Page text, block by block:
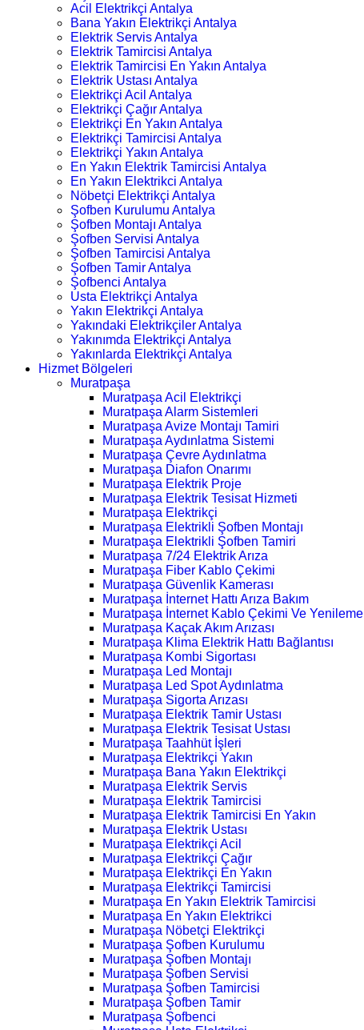
Acil Elektrikçi Antalya
Bana Yakın Elektrikçi Antalya
Elektrik Servis Antalya
Elektrik Tamircisi Antalya
Elektrik Tamircisi En Yakın Antalya
Elektrik Ustası Antalya
Elektrikçi Acil Antalya
Elektrikçi Çağır Antalya
Elektrikçi En Yakın Antalya
Elektrikçi Tamircisi Antalya
Elektrikçi Yakın Antalya
En Yakın Elektrik Tamircisi Antalya
En Yakın Elektrikci Antalya
Nöbetçi Elektrikçi Antalya
Şofben Kurulumu Antalya
Şofben Montajı Antalya
Şofben Servisi Antalya
Şofben Tamircisi Antalya
Şofben Tamir Antalya
Şofbenci Antalya
Usta Elektrikçi Antalya
Yakın Elektrikçi Antalya
Yakındaki Elektrikçiler Antalya
Yakınımda Elektrikçi Antalya
Yakınlarda Elektrikçi Antalya
Hizmet Bölgeleri
Muratpaşa
Muratpaşa Acil Elektrikçi
Muratpaşa Alarm Sistemleri
Muratpaşa Avize Montajı Tamiri
Muratpaşa Aydınlatma Sistemi
Muratpaşa Çevre Aydınlatma
Muratpaşa Diafon Onarımı
Muratpaşa Elektrik Proje
Muratpaşa Elektrik Tesisat Hizmeti
Muratpaşa Elektrikçi
Muratpaşa Elektrikli Şofben Montajı
Muratpaşa Elektrikli Şofben Tamiri
Muratpaşa 7/24 Elektrik Arıza
Muratpaşa Fiber Kablo Çekimi
Muratpaşa Güvenlik Kamerası
Muratpaşa İnternet Hattı Arıza Bakım
Muratpaşa İnternet Kablo Çekimi Ve Yenileme
Muratpaşa Kaçak Akım Arızası
Muratpaşa Klima Elektrik Hattı Bağlantısı
Muratpaşa Kombi Sigortası
Muratpaşa Led Montajı
Muratpaşa Led Spot Aydınlatma
Muratpaşa Sigorta Arızası
Muratpaşa Elektrik Tamir Ustası
Muratpaşa Elektrik Tesisat Ustası
Muratpaşa Taahhüt İşleri
Muratpaşa Elektrikçi Yakın
Muratpaşa Bana Yakın Elektrikçi
Muratpaşa Elektrik Servis
Muratpaşa Elektrik Tamircisi
Muratpaşa Elektrik Tamircisi En Yakın
Muratpaşa Elektrik Ustası
Muratpaşa Elektrikçi Acil
Muratpaşa Elektrikçi Çağır
Muratpaşa Elektrikçi En Yakın
Muratpaşa Elektrikçi Tamircisi
Muratpaşa En Yakın Elektrik Tamircisi
Muratpaşa En Yakın Elektrikci
Muratpaşa Nöbetçi Elektrikçi
Muratpaşa Şofben Kurulumu
Muratpaşa Şofben Montajı
Muratpaşa Şofben Servisi
Muratpaşa Şofben Tamircisi
Muratpaşa Şofben Tamir
Muratpaşa Şofbenci